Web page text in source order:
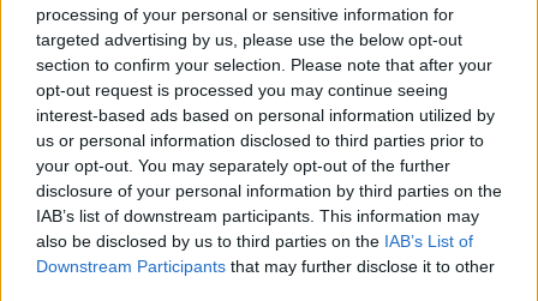
processing of your personal or sensitive information for
targeted advertising by us, please use the below opt-out
section to confirm your selection. Please note that after your
opt-out request is processed you may continue seeing
interest-based ads based on personal information utilized by
us or personal information disclosed to third parties prior to
your opt-out. You may separately opt-out of the further
disclosure of your personal information by third parties on the
IAB’s list of downstream participants. This information may
also be disclosed by us to third parties on the IAB’s List of
Downstream Participants that may further disclose it to other
news
RELATED ARTICLES MORE FROM AUTHOR